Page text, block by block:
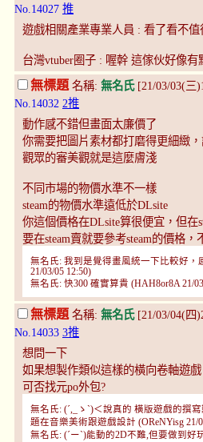
No.14027 推
遊戲相關產業專業人員 : 看了看不值
台灣vtuber圈子 : 喔幹 這傢伙好像有
無標題 名稱: 無名氏[21/03/03(三
No.14032 2推
動作感不錯但畫面太廉價了
你需要把圖片素材都打磨得更細緻
觀眾的審美觀就是這麼膚淺
不同市場的物價水準不一樣
steam的物價水準遠低於DLsite
你這個價格在DLsite算很便宜，但在
要在steam賣就要參考steam的價格
無名氏: 我到是覺得畫風統一下比較好，
21/03/05 12:50)
無名氏: 快300 確實算貴 (HAH8or8A 21/
無標題 名稱: 無名氏[21/03/04(四
No.14033 3推
想問一下
如果想製作類似這樣的橫向卷軸遊戲
可否找元po外包?
無名氏: (´,_ゝ`)＜說真的 橫版遊戲的撰
題在音樂美術跟遊戲設計 (OReNYisg 21/
無名氏: (´ー`)能動的2D不難,但要做到好